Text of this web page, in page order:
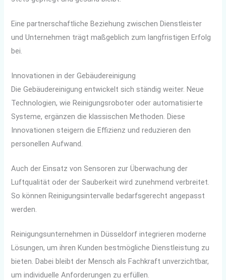
Eine partnerschaftliche Beziehung zwischen Dienstleister
und Unternehmen trägt maßgeblich zum langfristigen Erfolg
bei.
Innovationen in der Gebäudereinigung
Die Gebäudereinigung entwickelt sich ständig weiter. Neue
Technologien, wie Reinigungsroboter oder automatisierte
Systeme, ergänzen die klassischen Methoden. Diese
Innovationen steigern die Effizienz und reduzieren den
personellen Aufwand.
Auch der Einsatz von Sensoren zur Überwachung der
Luftqualität oder der Sauberkeit wird zunehmend verbreitet.
So können Reinigungsintervalle bedarfsgerecht angepasst
werden.
Reinigungsunternehmen in Düsseldorf integrieren moderne
Lösungen, um ihren Kunden bestmögliche Dienstleistung zu
bieten. Dabei bleibt der Mensch als Fachkraft unverzichtbar,
um individuelle Anforderungen zu erfüllen.